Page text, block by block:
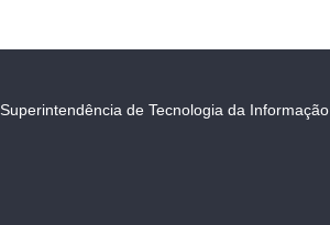
Superintendência de Tecnologia da Informação